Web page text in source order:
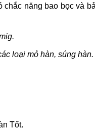
năng bao bọc và
loại mỏ hàn, súng hàn.
Tốt.